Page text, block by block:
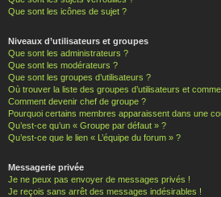
Que sont les icônes de sujet ?
Niveaux d’utilisateurs et groupes
Que sont les administrateurs ?
Que sont les modérateurs ?
Que sont les groupes d’utilisateurs ?
Où trouver la liste des groupes d’utilisateurs et
Comment devenir chef de groupe ?
Pourquoi certains membres apparaissent dans une
Qu’est-ce qu’un « Groupe par défaut » ?
Qu’est-ce que le lien « L’équipe du forum » ?
Messagerie privée
Je ne peux pas envoyer de messages privés !
Je reçois sans arrêt des messages indésirables !